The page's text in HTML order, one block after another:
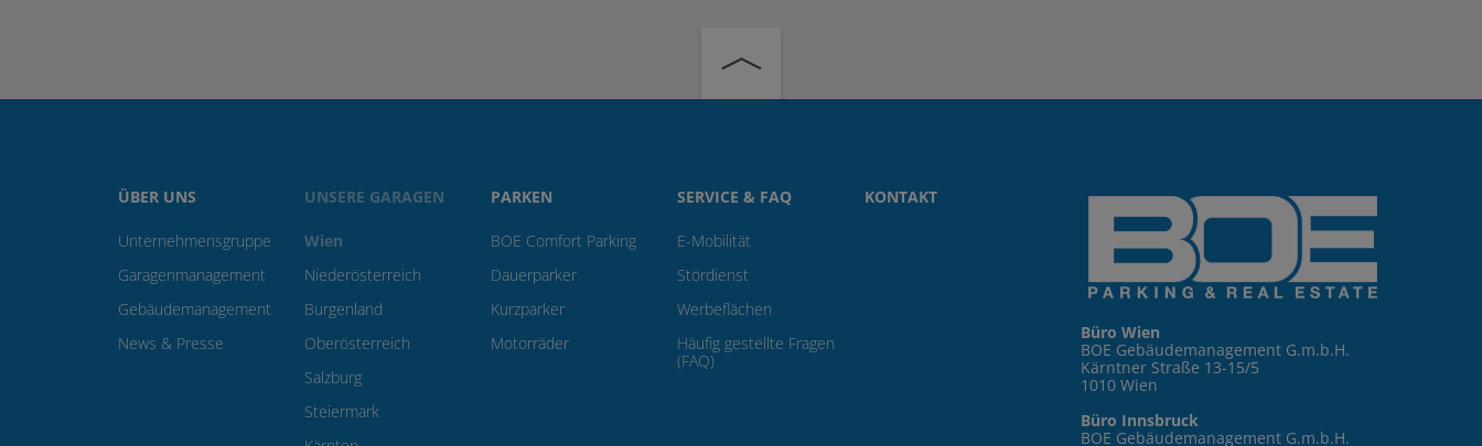
ÜBER UNS
Unternehmensgruppe
Garagenmanagement
Gebäudemanagement
News & Presse
UNSERE GARAGEN
Wien
Niederösterreich
Burgenland
Oberösterreich
Salzburg
Steiermark
PARKEN
BOE Comfort Parking
Dauerparker
Kurzparker
Motorräder
SERVICE & FAQ
E-Mobilität
Stördienst
Werbeflächen
Häufig gestellte Fragen
(FAQ)
KONTAKT
Büro Wien
BOE Gebäudemanagement G.m.b.H.
Kärntner Straße 13-15/5
1010 Wien
Büro Innsbruck
BOE Gebäudemanagement G.m.b.H.